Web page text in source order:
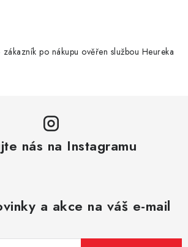
po nákupu ověřen službou Heureka
nás na Instagramu
a akce na váš e-mail